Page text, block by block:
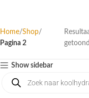
Home Shop
Pagina 2
getoond
Show sidebar